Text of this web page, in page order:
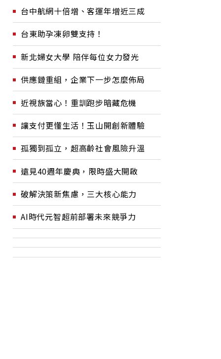
台中航網十倍增、客運年增近三成
台東助孕凍卵雙支持！
新北婦女大學 陪伴每位女力發光
供應鏈重組，企業下一步怎麼佈局
近視族當心！重訓跑步暗藏危機
讓支付更懂生活！玉山開創新體驗
孤獨到孤立，超高齡社會風險升溫
遠見40週年慶典，限時盛大開啟
破解決策新焦慮，三大核心能力
AI時代元智超前部署未來競爭力